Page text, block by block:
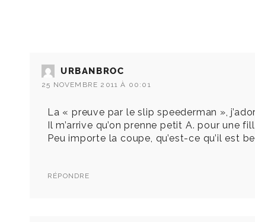
URBANBROC
25 NOVEMBRE 2011 À 00:01
La « preuve par le slip speederman »,
Il m’arrive qu’on prenne petit A. pour une
Peu importe la coupe, qu’est-ce qu’il est
RÉPONDRE